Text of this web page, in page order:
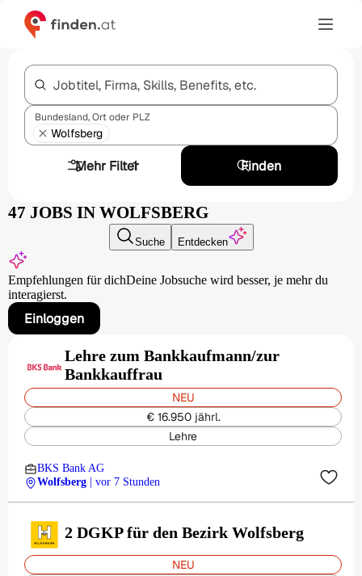
Jobtitel, Firma, Skills, Benefits, etc.
Bundesland, Ort oder PLZ
Wolfsberg
Mehr Filter
1 Finden
47 JOBS IN WOLFSBERG
Suche Entdecken
Empfehlungen für dichDeine Jobsuche wird besser, je mehr du
interagierst.
Einloggen
Lehre zum Bankkaufmann/zur
Bankkauffrau
NEU
€ 16.950 jährl.
Lehre
BKS Bank AG
Wolfsberg
| vor 7 Stunden
2 DGKP für den Bezirk Wolfsberg
NEU